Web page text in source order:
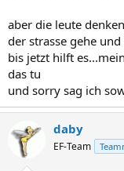
aber die leute
der strasse gehe
bis jetzt hilft
das tu
und sorry sag ich
daby
EF-Team